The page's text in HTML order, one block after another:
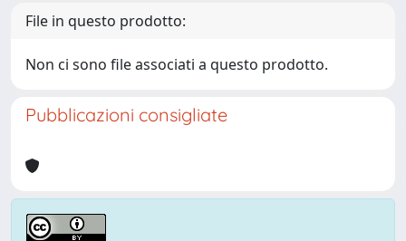
File in questo prodotto:
Non ci sono file associati a questo prodotto.
Pubblicazioni consigliate